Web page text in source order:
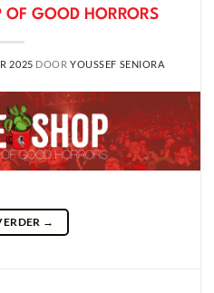
OF GOOD HORRORS
2025 DOORYOUSSEF SENIORA
→